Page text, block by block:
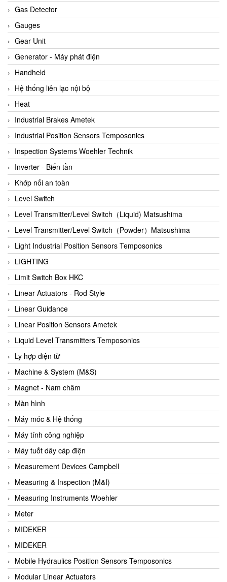
ARCA Regler
Arcos Hydraulik
Ardetem-Sfere-Vietnam
Argal
AS ENERGI
ASCO CO2
Asker
AT2E
ATC Pneumatic
ATEX System
ATI - IA
ATI (Analytical Technology Inc)
Atos
Atrax
Auma
Autec
Auto Flow
Automatic valve
Aventics
Avproglobal
Axiomtek
AZBIL
B&C Electronics
B&R
Babcok wilcox
Baelz Automatic Vietnam
Bahr Modultechnik Vietnam
Balluff
BamBo Vietnam
Barel Vietnam
Barksdale
Bartec
Basco
Baumer
Baumuller Vietnam
Baykee
BBC Bircher Smart Access
Gas Detector
Gauges
Gear Unit
Generator - Máy phát điện
Handheld
Hệ thống liên lạc nội bộ
Heat
Industrial Brakes Ametek
Industrial Position Sensors Temposonics
Inspection Systems Woehler Technik
Inverter - Biến tần
Khớp nối an toàn
Level Switch
Level Transmitter/Level Switch（Liquid) Matsushima
Level Transmitter/Level Switch（Powder）Matsushima
Light Industrial Position Sensors Temposonics
LIGHTING
Limit Switch Box HKC
Linear Actuators - Rod Style
Linear Guidance
Linear Position Sensors Ametek
Liquid Level Transmitters Temposonics
Ly hợp điện từ
Machine & System (M&S)
Magnet - Nam châm
Màn hình
Máy móc & Hệ thống
Máy tính công nghiệp
Máy tuốt dây cáp điện
Measurement Devices Campbell
Measuring & Inspection (M&I)
Measuring Instruments Woehler
Meter
MIDEKER
MIDEKER
Mobile Hydraulics Position Sensors Temposonics
Modular Linear Actuators